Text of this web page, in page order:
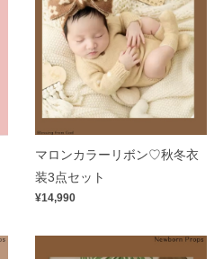
マロンカラーリボン♡秋冬衣
装3点セット
¥14,990